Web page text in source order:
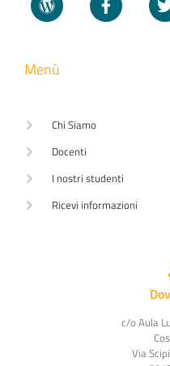
Menù
Chi Siamo
Docenti
I nostri studenti
Ricevi informazioni
c/o Aula
Via